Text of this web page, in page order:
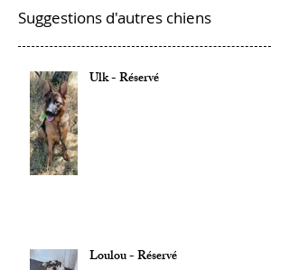
Suggestions d'autres chiens
Ulk - Réservé
Loulou - Réservé